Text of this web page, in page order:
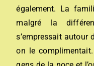
également. La
malgré la
s’empressait autour
on le